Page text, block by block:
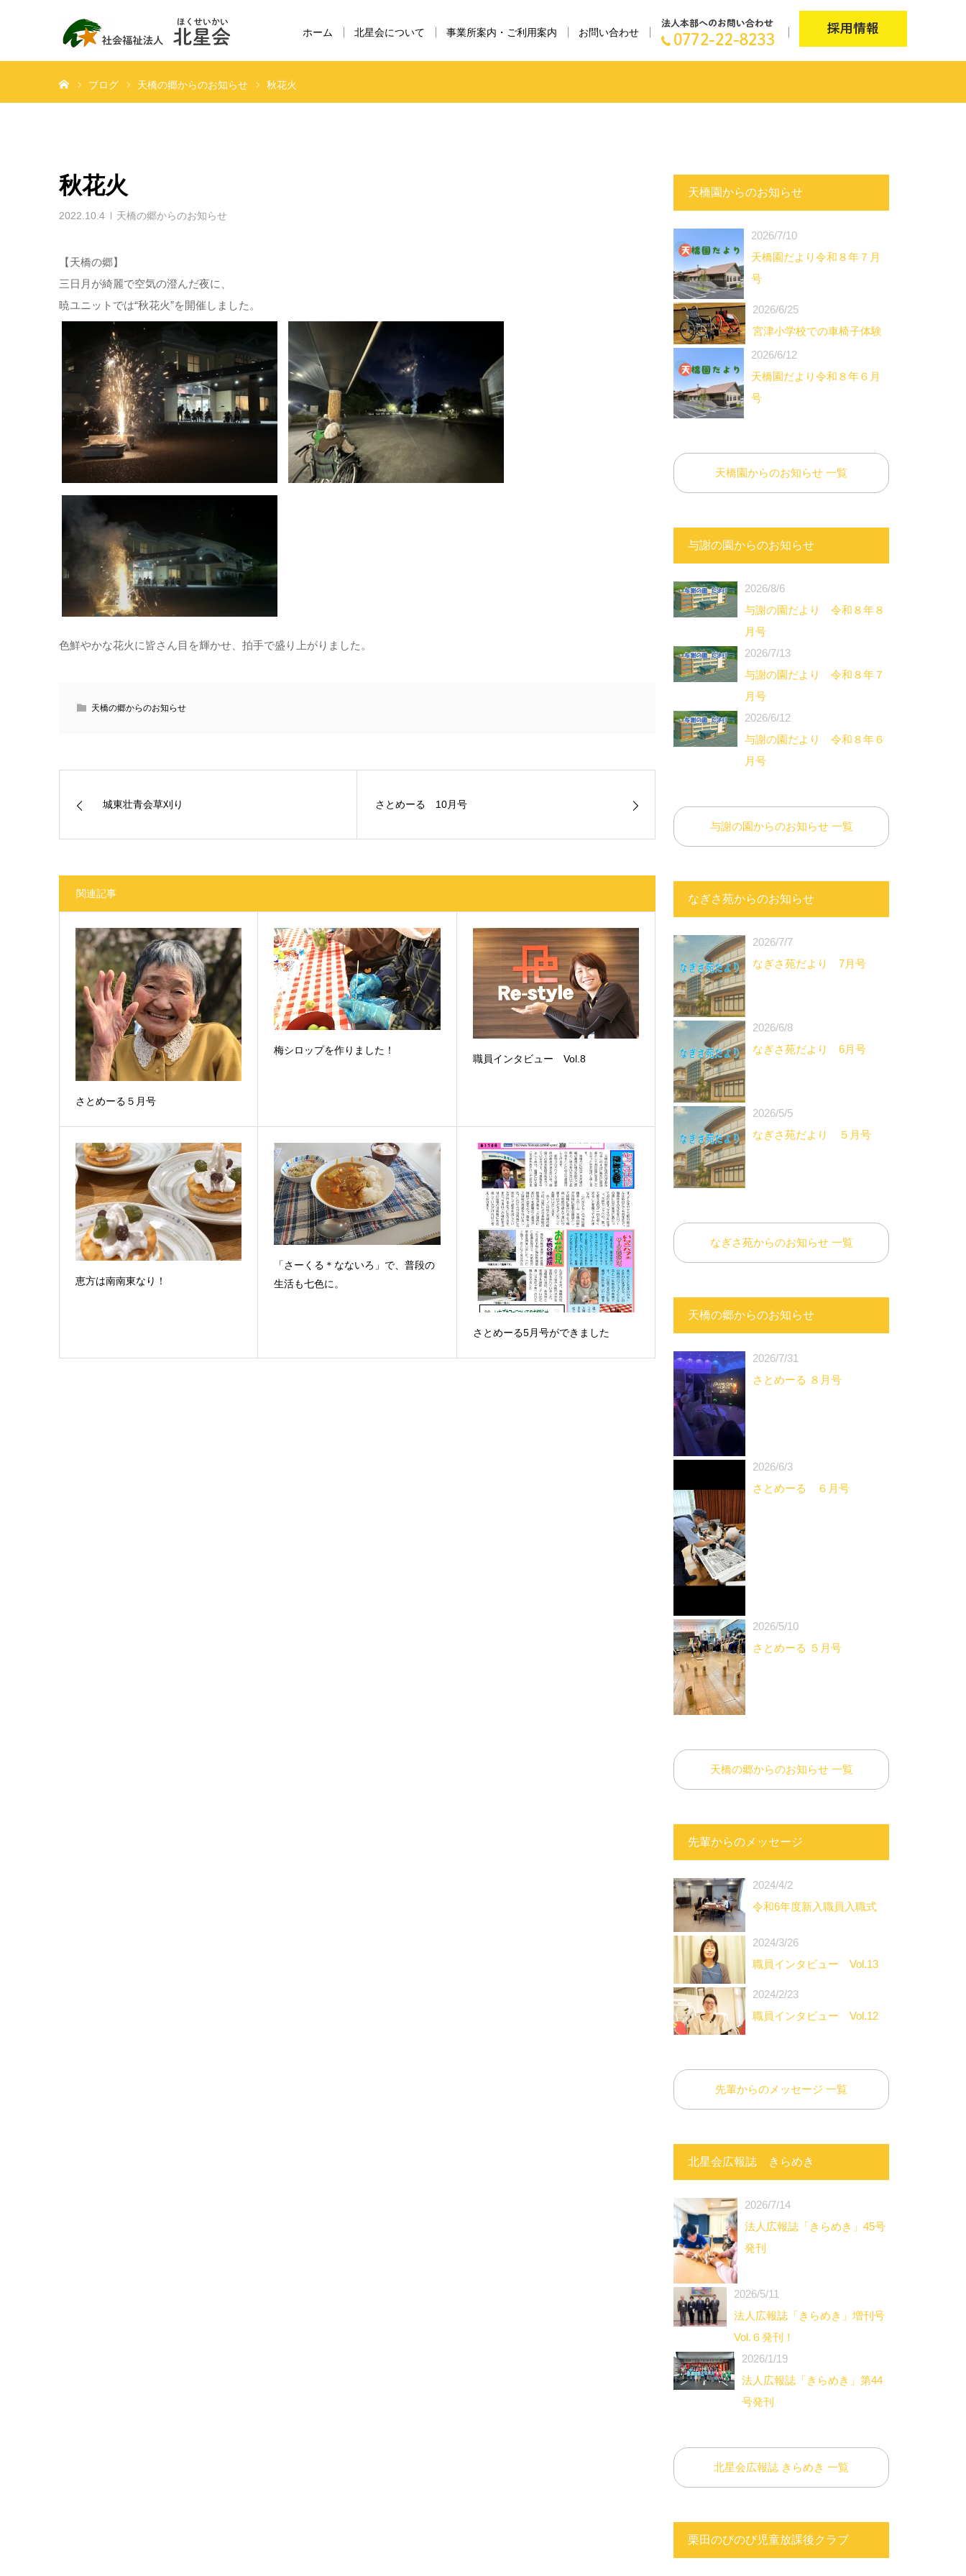
ホーム 北星会について 事業所案内・ご利用案内 お問い合わせ
ブログ 天橋の郷からのお知らせ 秋花火
秋花火
2022.10.4 天橋の郷からのお知らせ
【天橋の郷】
三日月が綺麗で空気の澄んだ夜に、
暁ユニットでは“秋花火”を開催しました。
色鮮やかな花火に皆さん目を輝かせ、拍手で盛り上がりました。
天橋の郷からのお知らせ
城東壮青会草刈り さとめーる 10月号
関連記事
さとめーる５月号
梅シロップを作りました！
職員インタビュー Vol.8
恵方は南南東なり！
「さーくる＊なないろ」で、普段の
生活も七色に。
さとめーる5月号ができました
天橋園からのお知らせ
2026/7/10
天橋園だより令和８年７月
号
2026/6/25
宮津小学校での車椅子体験
2026/6/12
天橋園だより令和８年６月
号
天橋園からのお知らせ 一覧
与謝の園からのお知らせ
2026/8/6
与謝の園だより 令和８年８
月号
2026/7/13
与謝の園だより 令和８年７
月号
2026/6/12
与謝の園だより 令和８年６
月号
与謝の園からのお知らせ 一覧
なぎさ苑からのお知らせ
2026/7/7
なぎさ苑だより 7月号
2026/6/8
なぎさ苑だより 6月号
2026/5/5
なぎさ苑だより ５月号
なぎさ苑からのお知らせ 一覧
天橋の郷からのお知らせ
2026/7/31
さとめーる ８月号
2026/6/3
さとめーる ６月号
2026/5/10
さとめーる ５月号
天橋の郷からのお知らせ 一覧
先輩からのメッセージ
2024/4/2
令和6年度新入職員入職式
2024/3/26
職員インタビュー Vol.13
2024/2/23
職員インタビュー Vol.12
先輩からのメッセージ 一覧
北星会広報誌 きらめき
2026/7/14
法人広報誌「きらめき」45号
発刊
2026/5/11
法人広報誌「きらめき」増刊号
Vol.６発刊！
2026/1/19
法人広報誌「きらめき」第44
号発刊
北星会広報誌 きらめき 一覧
栗田のびのび児童放課後クラブ